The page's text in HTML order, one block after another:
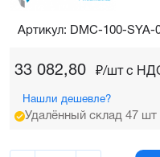
33 082,80 ₽/шт c
Нашли дешевле?
Удалённый склад 47 шт
Артикул: DMC-100-SYA-